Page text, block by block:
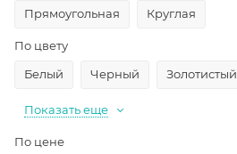
Прямоугольная
Круглая
По цвету
Белый
Черный Золотистый
Показать еще
По цене